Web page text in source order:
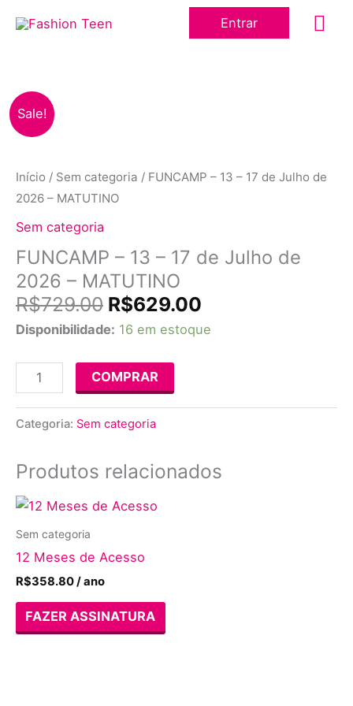
para
Entrar
Sale!
Início / Sem categoria / FUNCAMP – 13 – 17 de Julho de
2026 – MATUTINO
Sem categoria
FUNCAMP – 13 – 17 de Julho de
2026 – MATUTINO
R$729.00
era:
R$729.00.
R$629.00
é:
Disponibilidade: 16 em estoque
FUNCAMP
-
–
17
Julho
de
2026
-
MATUTINO
quantidade
COMPRAR
Categoria: Sem categoria
Produtos relacionados
Sem categoria
12 Meses de Acesso
R$358.80/ ano
FAZER ASSINATURA